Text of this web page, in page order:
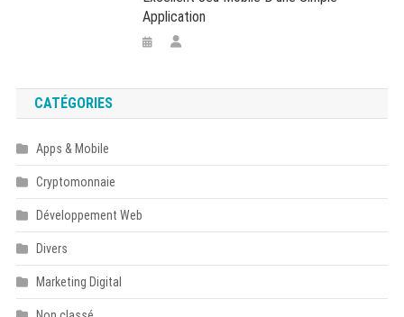
Application
CATÉGORIES
Apps & Mobile
Cryptomonnaie
Développement Web
Divers
Marketing Digital